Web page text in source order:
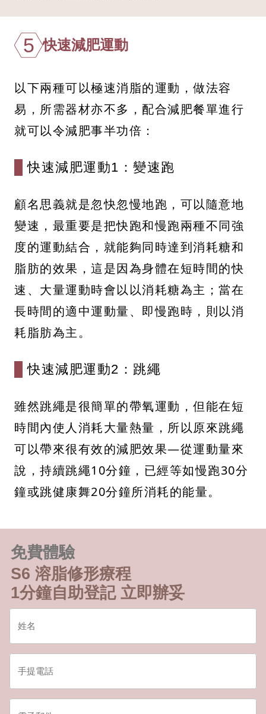
5 快速減肥運動
以下兩種可以極速消脂的運動，做法容
易，所需器材亦不多，配合減肥餐單進行
就可以令減肥事半功倍：
快速減肥運動1：變速跑
顧名思義就是忽快忽慢地跑，可以隨意地
變速，最重要是把快跑和慢跑兩種不同強
度的運動結合，就能夠同時達到消耗糖和
脂肪的效果，這是因為身體在短時間的快
速、大量運動時會以以消耗糖為主；當在
長時間的適中運動量、即慢跑時，則以消
耗脂肪為主。
快速減肥運動2：跳繩
雖然跳繩是很簡單的帶氧運動，但能在短
時間內使人消耗大量熱量，所以原來跳繩
可以帶來很有效的減肥效果—從運動量來
說，持續跳繩10分鐘，已經等如慢跑30分
鐘或跳健康舞20分鐘所消耗的能量。
免費體驗
S6 溶脂修形療程
1分鐘自助登記 立即辦妥